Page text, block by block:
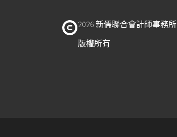
2026 新儒聯合會計師事務所
版權所有